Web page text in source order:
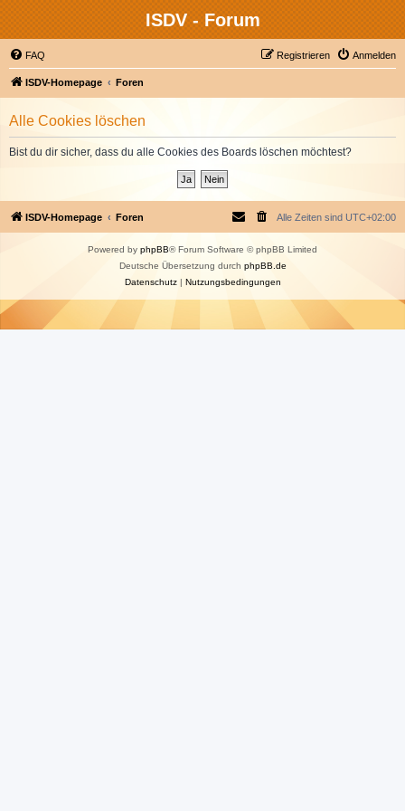
ISDV - Forum
FAQ Anmelden
Registrieren
ISDV-Homepage Foren
Alle Cookies löschen
Bist du dir sicher, dass du alle Cookies des Boards löschen möchtest?
ISDV-Homepage Foren Alle Zeiten sind UTC+02:00
Powered by phpBB® Forum Software © phpBB Limited
Deutsche Übersetzung durch phpBB.de
Datenschutz| Nutzungsbedingungen